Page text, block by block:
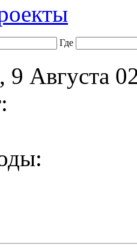
Где
9 Августа